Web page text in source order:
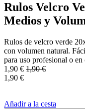
Rulos Velcro
Medios y
Rulos de velcro verde
con volumen natural.
para uso profesional o en
1,90 € 1,90€
1,90 €
Añadir a la cesta